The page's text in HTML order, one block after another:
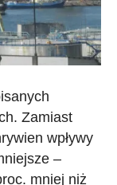
Zamiast
wpływy
–
mniej niż